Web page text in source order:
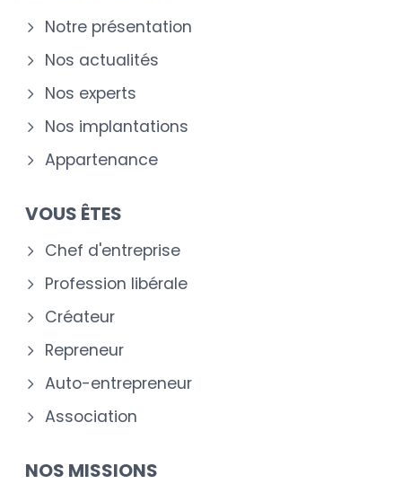
Notre présentation
Nos actualités
Nos experts
Nos implantations
Appartenance
VOUS ÊTES
Chef d'entreprise
Profession libérale
Créateur
Repreneur
Auto-entrepreneur
Association
NOS MISSIONS